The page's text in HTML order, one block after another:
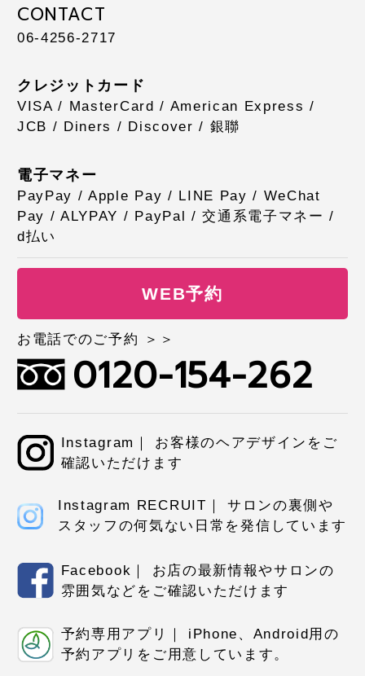
CONTACT
06-4256-2717
クレジットカード
VISA / MasterCard / American Express /
JCB / Diners / Discover / 銀聯
電子マネー
PayPay / Apple Pay / LINE Pay / WeChat
Pay / ALYPAY / PayPal / 交通系電子マネー /
d払い
WEB予約
お電話でのご予約 ＞＞
0120-154-262
Instagram｜ お客様のヘアデザインをご
確認いただけます
Instagram RECRUIT｜ サロンの裏側や
スタッフの何気ない日常を発信しています
Facebook｜ お店の最新情報やサロンの
雰囲気などをご確認いただけます
予約専用アプリ｜ iPhone、Android用の
予約アプリをご用意しています。